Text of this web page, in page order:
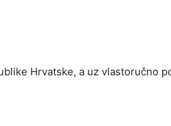
Hrvatske, a uz vlastoručno